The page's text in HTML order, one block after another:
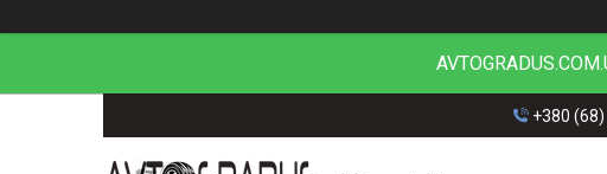
+380